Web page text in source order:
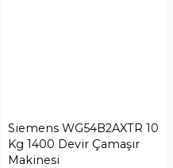
Siemens WG54B2AXTR 10
Kg 1400 Devir Çamaşır
Makinesi